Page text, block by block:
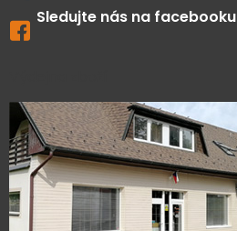
Sledujte nás na facebooku